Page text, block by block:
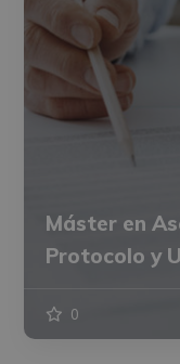
Máster en
Protocolo y
0